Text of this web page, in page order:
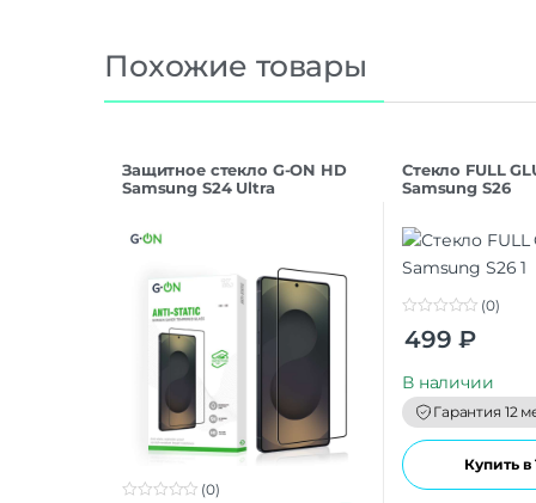
Похожие товары
Защитное стекло G-ON HD
Samsung S24 Ultra
(0)
Стекло FULL
Samsung S26
o
o
(0)
499 ₽
В наличии
Гарантия 12
Купить в